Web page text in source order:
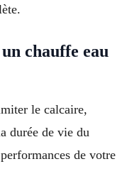
chauffe eau
le calcaire,
durée de vie du
de votre